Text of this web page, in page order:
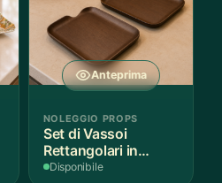
Anteprima
NOLEGGIO PROPS
Set di Vassoi
Rettangolari in
Finitura Legno
Disponibile